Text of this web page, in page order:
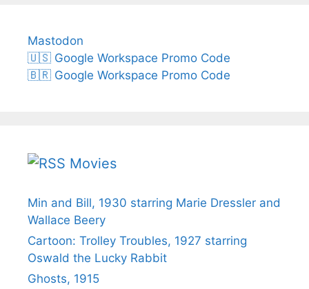
Mastodon
🇺🇸 Google Workspace Promo Code
🇧🇷 Google Workspace Promo Code
Movies
Min and Bill, 1930 starring Marie Dressler and
Wallace Beery
Cartoon: Trolley Troubles, 1927 starring
Oswald the Lucky Rabbit
Ghosts, 1915